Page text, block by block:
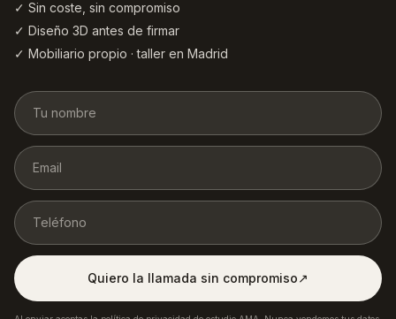
✓ Sin coste, sin compromiso
✓ Diseño 3D antes de firmar
✓ Mobiliario propio · taller en Madrid
Quiero la llamada sin compromiso↗︎